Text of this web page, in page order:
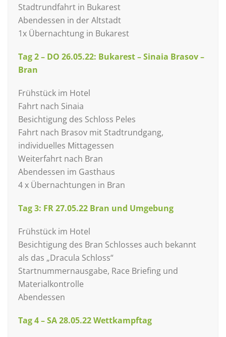
Stadtrundfahrt in Bukarest
Abendessen in der Altstadt
1x Übernachtung in Bukarest
Tag 2 – DO 26.05.22: Bukarest – Sinaia Brasov –
Bran
Frühstück im Hotel
Fahrt nach Sinaia
Besichtigung des Schloss Peles
Fahrt nach Brasov mit Stadtrundgang,
individuelles Mittagessen
Weiterfahrt nach Bran
Abendessen im Gasthaus
4 x Übernachtungen in Bran
Tag 3: FR 27.05.22 Bran und Umgebung
Frühstück im Hotel
Besichtigung des Bran Schlosses auch bekannt
als das „Dracula Schloss“
Startnummernausgabe, Race Briefing und
Materialkontrolle
Abendessen
Tag 4 – SA 28.05.22 Wettkampftag